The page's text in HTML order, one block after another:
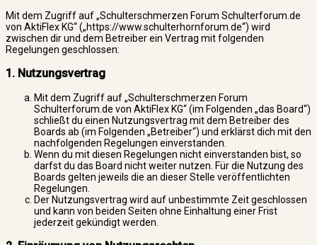
Mit dem Zugriff auf „Schulterschmerzen Forum Schulterforum.de
von AktiFlex KG“ („https://www.schulterhornforum.de“) wird
zwischen dir und dem Betreiber ein Vertrag mit folgenden
Regelungen geschlossen:
1. Nutzungsvertrag
Mit dem Zugriff auf „Schulterschmerzen Forum
Schulterforum.de von AktiFlex KG“ (im Folgenden „das Board“)
schließt du einen Nutzungsvertrag mit dem Betreiber des
Boards ab (im Folgenden „Betreiber“) und erklärst dich mit den
nachfolgenden Regelungen einverstanden.
Wenn du mit diesen Regelungen nicht einverstanden bist, so
darfst du das Board nicht weiter nutzen. Für die Nutzung des
Boards gelten jeweils die an dieser Stelle veröffentlichten
Regelungen.
Der Nutzungsvertrag wird auf unbestimmte Zeit geschlossen
und kann von beiden Seiten ohne Einhaltung einer Frist
jederzeit gekündigt werden.